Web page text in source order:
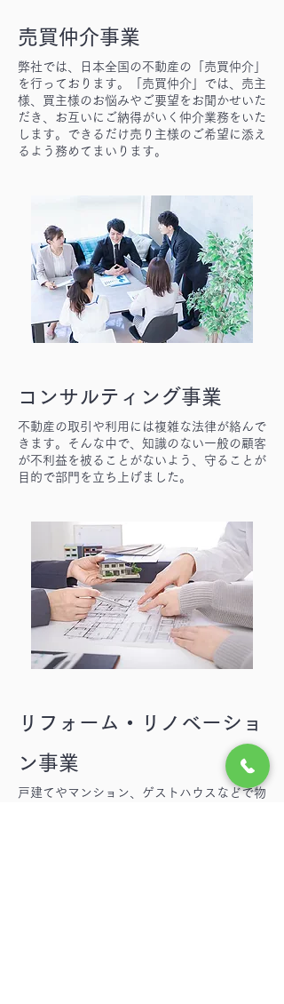
売買仲介事業
弊社では、日本全国の不動産の「売買仲介」
を行っております。「売買仲介」では、売主
様、買主様のお悩みやご要望をお聞かせいた
だき、お互いにご納得がいく仲介業務をいた
します。できるだけ売り主様のご希望に添え
るよう務めてまいります。
コンサルティング事業
不動産の取引や利用には複雑な法律が絡んで
きます。そんな中で、知識のない一般の顧客
が不利益を被ることがないよう、守ることが
目的で部門を立ち上げました。
リフォーム・リノベーショ
ン事業
戸建てやマンション、ゲストハウスなどで物